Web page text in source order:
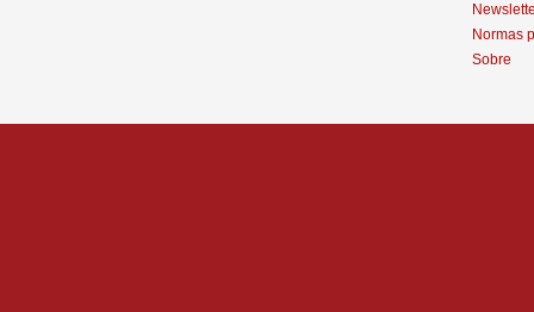
Normas
Sobre